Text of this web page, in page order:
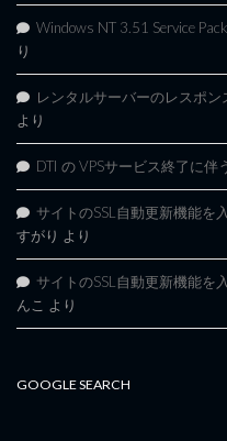
Windows NT 3.51 Service
り
レンタルサーバーのレスポ
より
DTI の VPSサービス終了に
サイトのSSL自動更新機能を
すがり より
サイトのSSL自動更新機能を
んこ より
GOOGLE SEARCH